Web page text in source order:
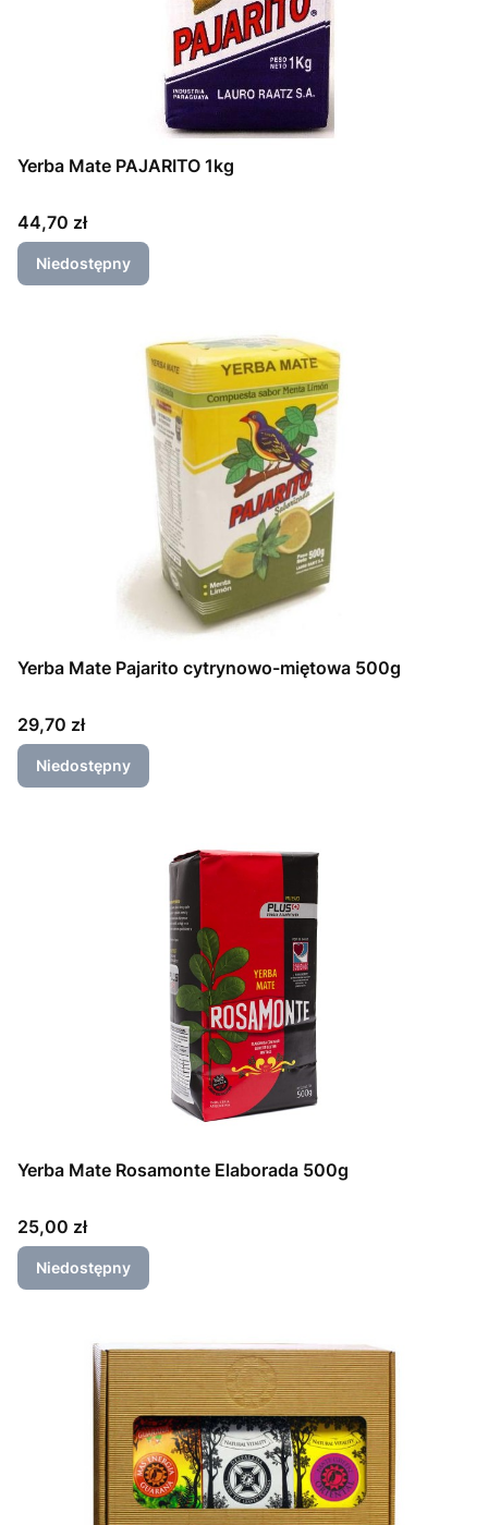
Yerba Mate PAJARITO 1kg
Cena
44,70 zł
Niedostępny
Yerba Mate Pajarito cytrynowo-miętowa 500g
Cena
29,70 zł
Niedostępny
Yerba Mate Rosamonte Elaborada 500g
Cena
25,00 zł
Niedostępny